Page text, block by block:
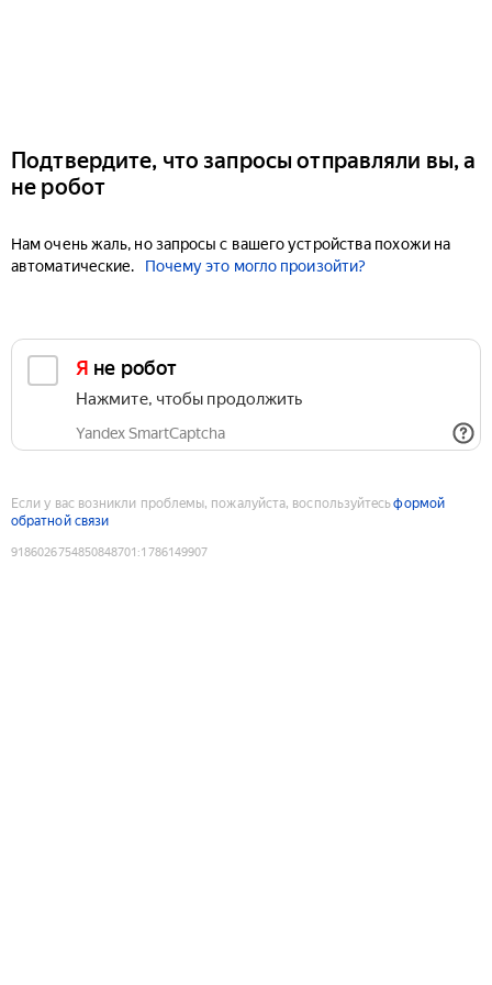
Подтвердите, что запросы отправляли вы, а
не робот
Нам очень жаль, но запросы с вашего устройства похожи на
автоматические.
Почему это могло произойти?
Я не робот
Нажмите, чтобы продолжить
Yandex SmartCaptcha
Если у вас возникли проблемы, пожалуйста, воспользуйтесьформой
обратной связи
9186026754850848701 :1786149907